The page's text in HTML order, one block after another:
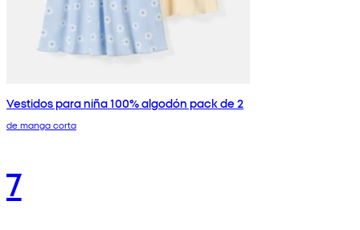
Vestidos para niña 100% algodón pack de 2
de manga corta
7